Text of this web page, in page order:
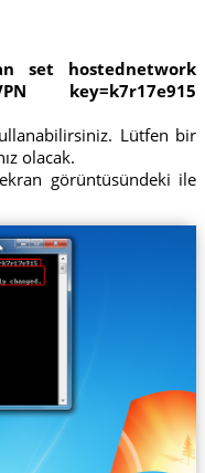
set hostednetwork
key=k7r17e915
Lütfen bir
olacak.
ekran görüntüsündeki ile